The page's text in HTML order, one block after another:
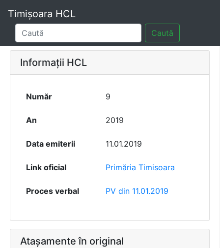
Timișoara HCL
Caută
Informații HCL
Număr 9
An 2019
Data emiterii 11.01.2019
Link oficial Primăria Timisoara
Proces verbal PV din 11.01.2019
Atașamente în original